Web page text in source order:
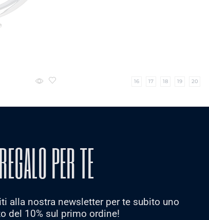
16 17 18 19 20
PER TE
alla nostra newsletter per te subito uno
del 10% sul primo ordine!